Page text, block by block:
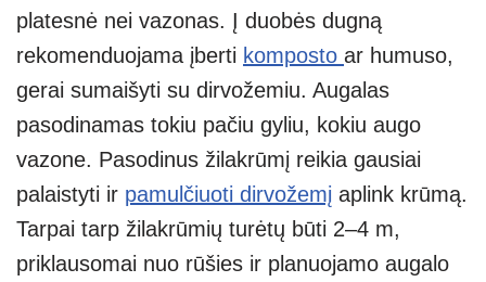
platesnė nei vazonas. Į duobės dugną
rekomenduojama įberti komposto ar humuso,
gerai sumaišyti su dirvožemiu. Augalas
pasodinamas tokiu pačiu gyliu, kokiu augo
vazone. Pasodinus žilakrūmį reikia gausiai
palaistyti ir pamulčiuoti dirvožemį aplink krūmą.
Tarpai tarp žilakrūmių turėtų būti 2–4 m,
priklausomai nuo rūšies ir planuojamo augalo